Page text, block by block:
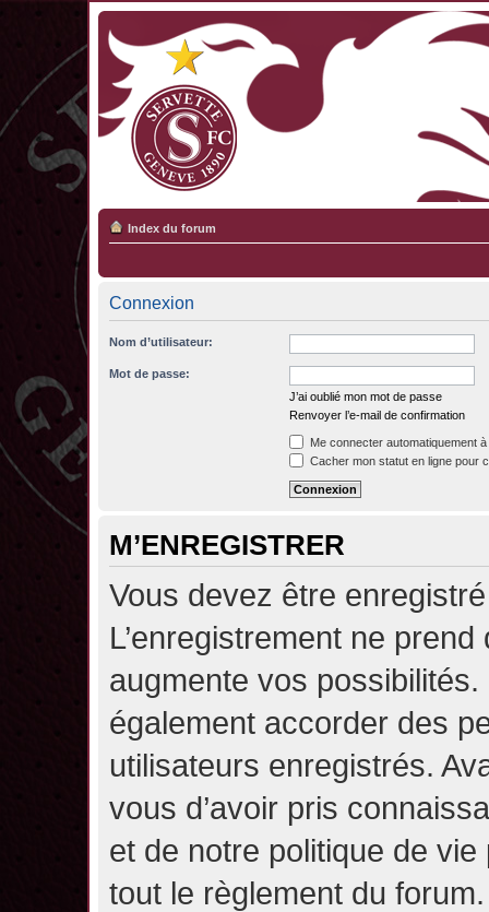
Index du forum
Connexion
Nom d’utilisateur:
Mot de passe:
J’ai oublié mon mot de passe
Renvoyer l’e-mail de confirmation
Me connecter automatiquement
Cacher mon statut en ligne pour
M’ENREGISTRER
Vous devez être
L’enregistrement ne
augmente vos possibilités.
également accorder des
utilisateurs enregistrés.
vous d’avoir pris
et de notre politique de
tout le règlement du forum.